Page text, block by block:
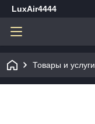
LuxAir4444
Товары и услуги